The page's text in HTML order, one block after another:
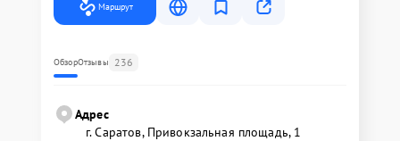
Маршрут
ОбзорОтзывы 236
Адрес
г. Саратов, Привокзальная площадь, 1